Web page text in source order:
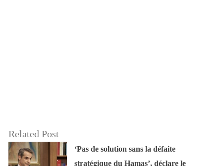
Related Post
‘Pas de solution sans la défaite
stratégique du Hamas’, déclare le